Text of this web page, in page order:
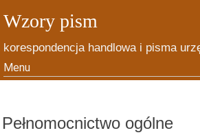
Wzory pism
korespondencja handlowa i pisma
Menu
Skip to content
Pełnomocnictwo ogólne